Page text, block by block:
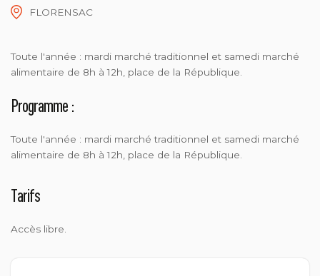
FLORENSAC
Toute l'année : mardi marché traditionnel et samedi marché
alimentaire de 8h à 12h, place de la République.
Programme :
Toute l'année : mardi marché traditionnel et samedi marché
alimentaire de 8h à 12h, place de la République.
Tarifs
Accès libre.